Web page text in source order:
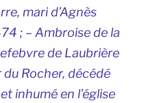
mari d’Agnès
; – Ambroise de la
de Laubrière
Rocher, décédé
inhumé en l’église